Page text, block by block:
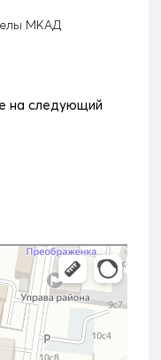
МКАД
на следующий